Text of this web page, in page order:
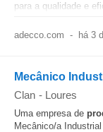
para a qualidade e
adecco.com - há 3
Mecânico
Clan - Loures
Uma empresa de
Mecânico/a